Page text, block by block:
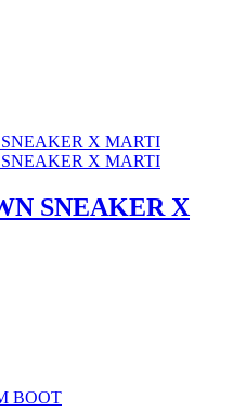
SNEAKER X